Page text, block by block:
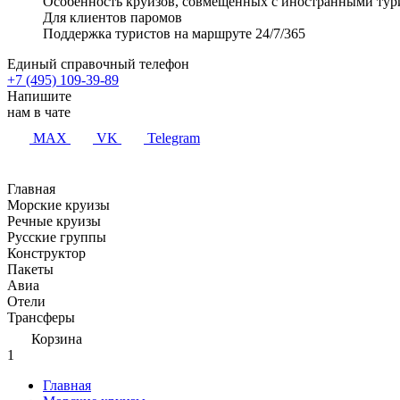
Для клиентов паромов
Поддержка туристов на маршруте 24/7/365
Единый справочный телефон
+7 (495) 109-39-89
Напишите
нам в чате
MAX
VK Telegram
Главная
Морские круизы
Речные круизы
Русские группы
Конструктор
Пакеты
Авиа
Отели
Трансферы
Корзина
1
Главная